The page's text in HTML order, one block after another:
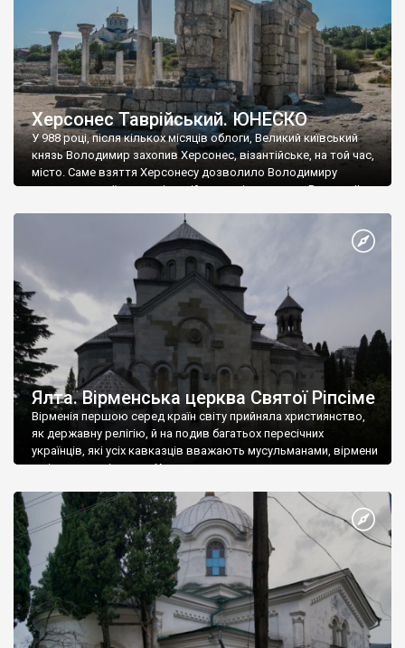
Херсонес Таврійський. ЮНЕСКО
У 988 році, після кількох місяців облоги, Великий київський
князь Володимир захопив Херсонес, візантійське, на той час,
місто. Саме взяття Херсонесу дозволило Володимиру
диктувати свої умови візантійському імператору Василю ІІ, та
Херсонесі Володимир-язичник, став Василем-християнином.
А потім було Хрещення Русі. На честь Херсонесу Таврійського
Ялта. Вірменська церква Святої Ріпсіме
Вірменія першою серед країн світу прийняла християнство,
як державну релігію, й на подив багатьох пересічних
українців, які усіх кавказців вважають мусульманами, вірмени
є відданими вірянами Христа